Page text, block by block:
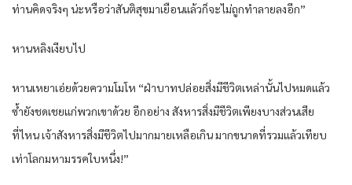
ท่านคิดจริงๆ น่ะหรือว่าสันติสุขมาเยือนแล้วก็จะไม่ถูกทำลายลงอีก”
หานหลิงเงียบไป
หานเหยาเอ่ยด้วยความโมโห “ฝ่าบาทปล่อยสิ่งมีชีวิตเหล่านั้นไปหมดแล้ว
ซ้ำยังชดเชยแก่พวกเขาด้วย อีกอย่าง สังหารสิ่งมีชีวิตเพียงบางส่วนเสีย
ที่ไหน เจ้าสังหารสิ่งมีชีวิตไปมากมายเหลือเกิน มากขนาดที่รวมแล้วเทียบ
เท่าโลกมหามรรคใบหนึ่ง!”